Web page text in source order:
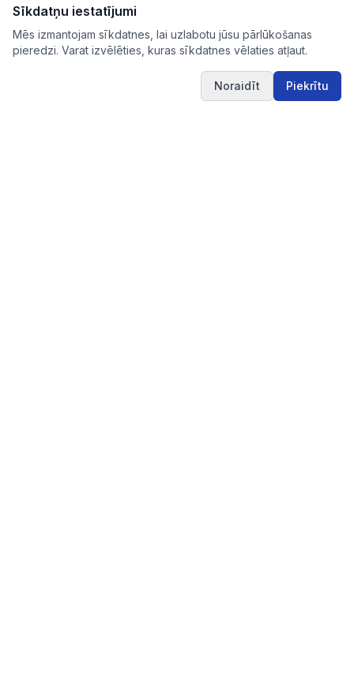
Sīkdatņu iestatījumi
Mēs izmantojam sīkdatnes, lai uzlabotu jūsu pārlūkošanas
pieredzi. Varat izvēlēties, kuras sīkdatnes vēlaties atļaut.
Noraidīt Piekrītu